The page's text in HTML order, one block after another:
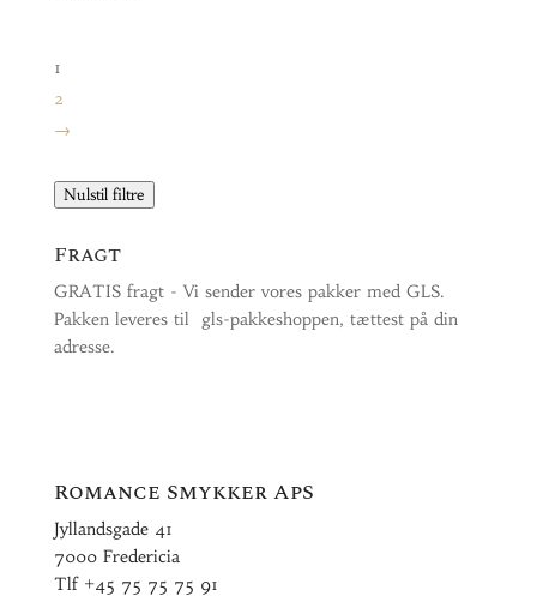
1
2
→
Nulstil filtre
Fragt
GRATIS fragt - Vi sender vores pakker med GLS.
Pakken leveres til gls-pakkeshoppen, tættest på din
adresse.
Romance Smykker ApS
Jyllandsgade 41
7000 Fredericia
Tlf +45 75 75 75 91